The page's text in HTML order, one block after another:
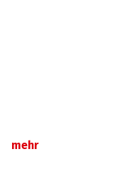
mehr